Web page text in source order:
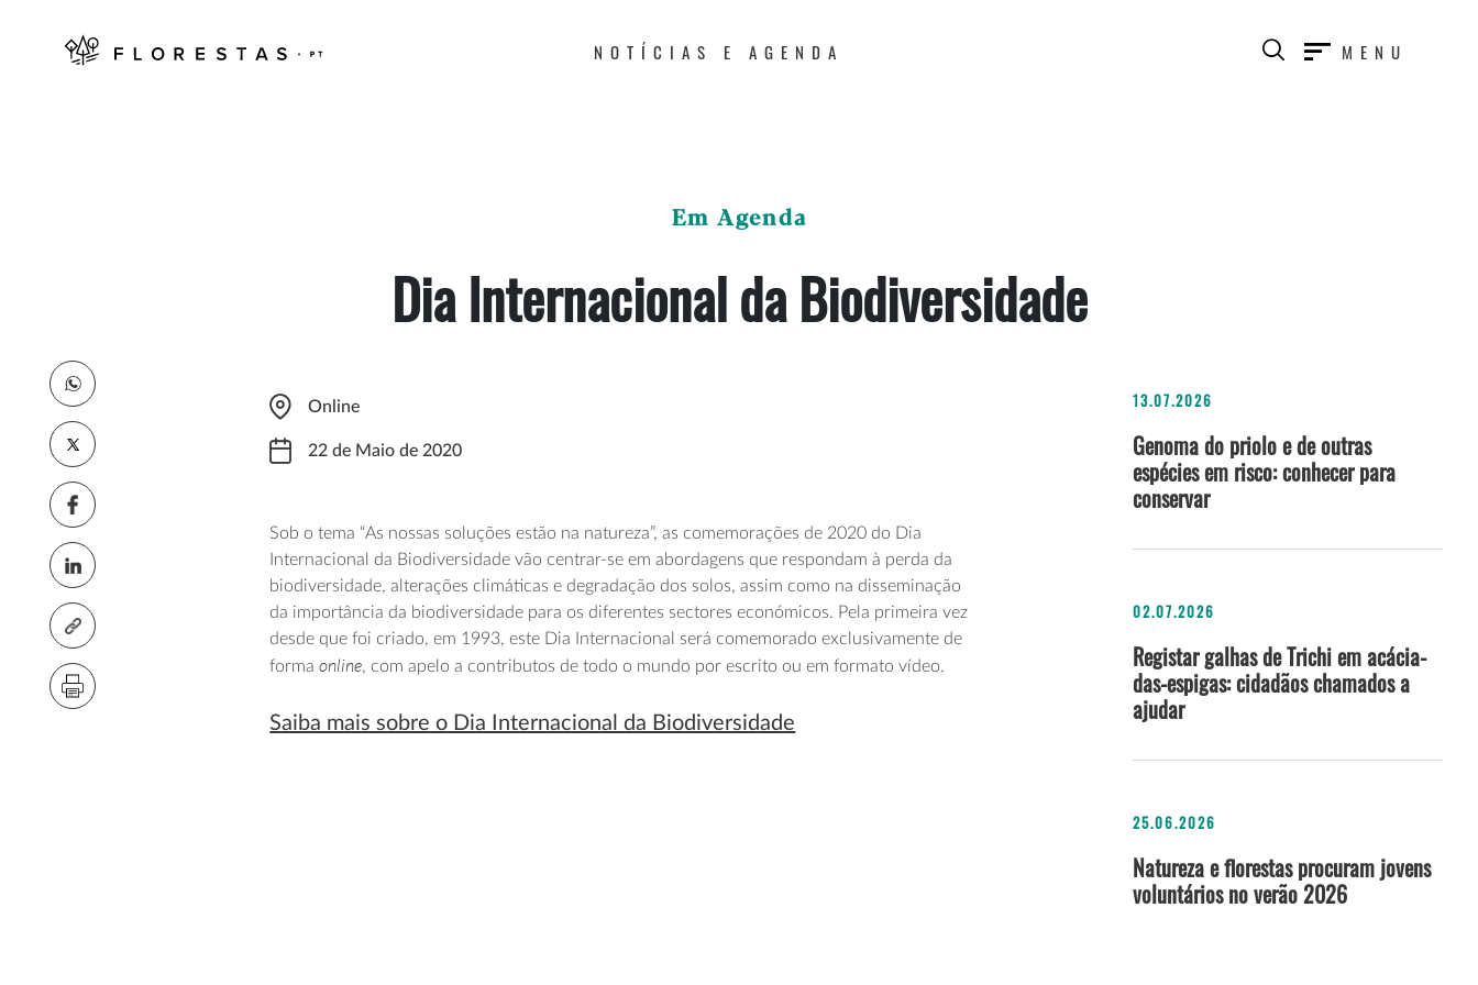
NOTÍCIAS E AGENDA MENU
Em Agenda
Dia Internacional da Biodiversidade
Online
22 de Maio de 2020
Sob o tema “As nossas soluções estão na natureza”, as comemorações de 2020 do Dia
Internacional da Biodiversidade vão centrar-se em abordagens que respondam à perda da
biodiversidade, alterações climáticas e degradação dos solos, assim como na disseminação
da importância da biodiversidade para os diferentes sectores económicos. Pela primeira vez
desde que foi criado, em 1993, este Dia Internacional será comemorado exclusivamente de
formaonline, com apelo a contributos de todo o mundo por escrito ou em formato vídeo.
Saiba mais sobre o Dia Internacional da Biodiversidade
13.07.2026
Genoma do priolo e de outras
espécies em risco: conhecer para
conservar
02.07.2026
Registar galhas de Trichi em acácia-
das-espigas: cidadãos chamados a
ajudar
25.06.2026
Natureza e florestas procuram jovens
voluntários no verão 2026